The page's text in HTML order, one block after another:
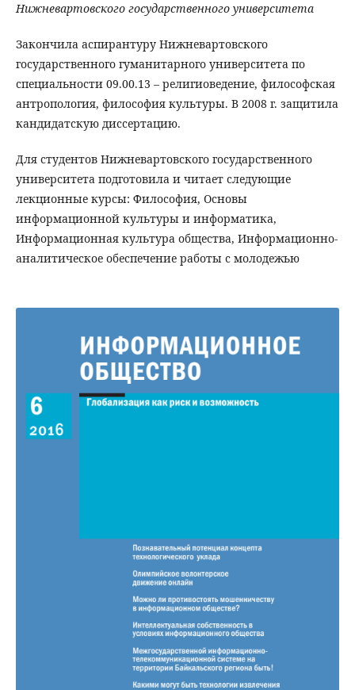
Нижневартовского государственного университета
Закончила аспирантуру Нижневартовского
государственного гуманитарного университета по
специальности 09.00.13 – религиоведение, философская
антропология, философия культуры. В 2008 г. защитила
кандидатскую диссертацию.
Для студентов Нижневартовского государственного
университета подготовила и читает следующие
лекционные курсы: Философия, Основы
информационной культуры и информатика,
Информационная культура общества, Информационно-
аналитическое обеспечение работы с молодежью